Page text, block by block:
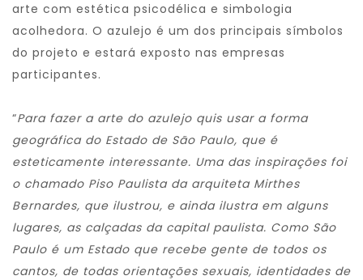
arte com estética psicodélica e simbologia
acolhedora. O azulejo é um dos principais símbolos
do projeto e estará exposto nas empresas
participantes.
“Para fazer a arte do azulejo quis usar a forma
geográfica do Estado de São Paulo, que é
esteticamente interessante. Uma das inspirações foi
o chamado Piso Paulista da arquiteta Mirthes
Bernardes, que ilustrou, e ainda ilustra em alguns
lugares, as calçadas da capital paulista. Como São
Paulo é um Estado que recebe gente de todos os
cantos, de todas orientações sexuais, identidades de